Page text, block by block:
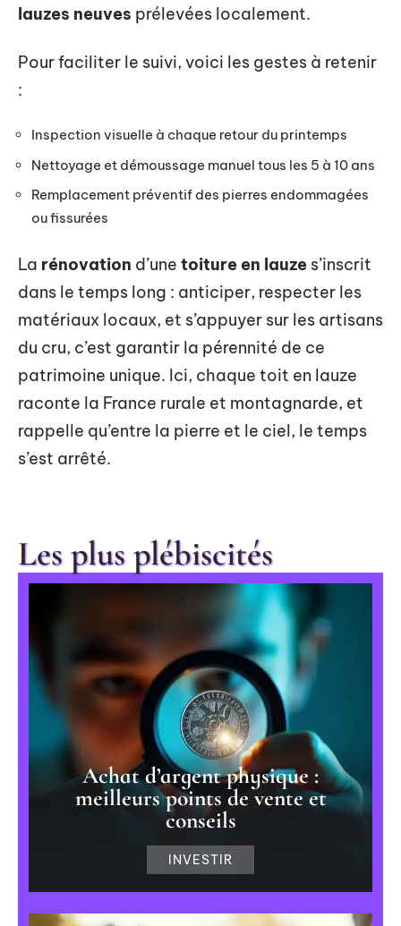
lauzes neuves prélevées localement.
Pour faciliter le suivi, voici les gestes à retenir
:
Inspection visuelle à chaque retour du printemps
Nettoyage et démoussage manuel tous les 5 à 10 ans
Remplacement préventif des pierres endommagées
ou fissurées
La rénovation d’une toiture en lauze s’inscrit
dans le temps long : anticiper, respecter les
matériaux locaux, et s’appuyer sur les artisans
du cru, c’est garantir la pérennité de ce
patrimoine unique. Ici, chaque toit en lauze
raconte la France rurale et montagnarde, et
rappelle qu’entre la pierre et le ciel, le temps
s’est arrêté.
Les plus plébiscités
Achat d’argent physique :
meilleurs points de vente et
conseils
INVESTIR